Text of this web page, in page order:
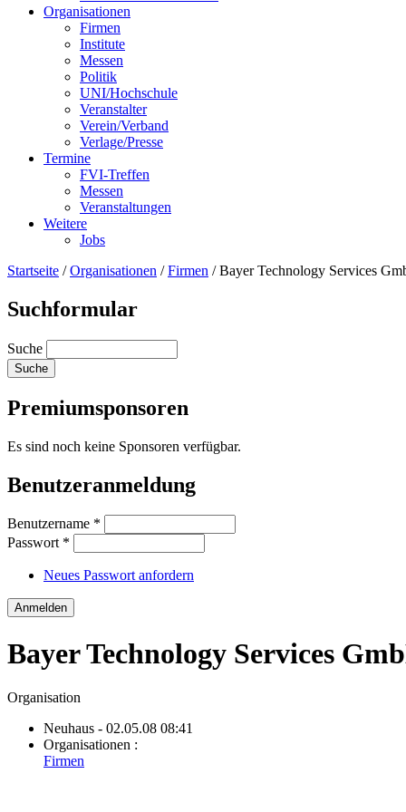
Organisationen
Firmen
Institute
Messen
Politik
UNI/Hochschule
Veranstalter
Verein/Verband
Verlage/Presse
Termine
FVI-Treffen
Messen
Veranstaltungen
Weitere
Jobs
Startseite /Organisationen /Firmen /Bayer Technology Services
Suchformular
Suche
Premiumsponsoren
Es sind noch keine Sponsoren verfügbar.
Benutzeranmeldung
Benutzername *
Passwort *
Neues Passwort anfordern
Bayer Technology Services
Organisation
Neuhaus - 02.05.08 08:41
Organisationen :
Firmen